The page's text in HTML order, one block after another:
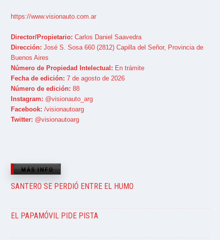
https://www.visionauto.com.ar
Director/Propietario: Carlos Daniel Saavedra
Dirección: José S. Sosa 660 (2812) Capilla del Señor, Provincia de
Buenos Aires
Número de Propiedad Intelectual: En trámite
Fecha de edición: 7 de agosto de 2026
Número de edición: 88
Instagram: @visionauto_arg
Facebook: /visionautoarg
Twitter: @visionautoarg
MÁS INFO
SANTERO SE PERDIÓ ENTRE EL HUMO
EL PAPAMÓVIL PIDE PISTA